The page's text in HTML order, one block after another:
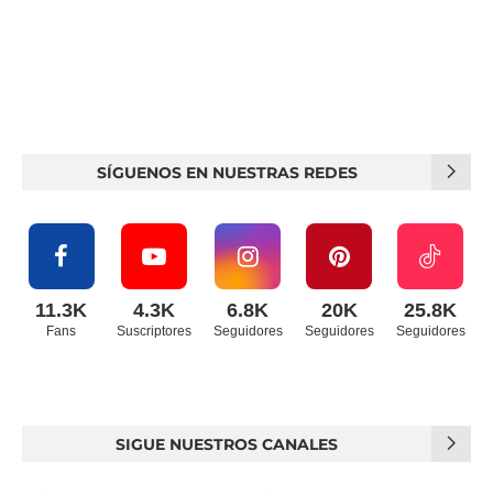
SÍGUENOS EN NUESTRAS REDES
11.3K
Fans
4.3K
Suscriptores
6.8K
Seguidores
20K
Seguidores
25.8K
Seguidores
SIGUE NUESTROS CANALES